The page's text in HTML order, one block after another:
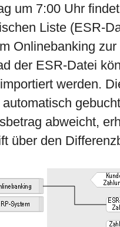
um 7:00 Uhr
Liste (ESR-
Onlinebanking
der ESR-Datei
werden.
abweicht,
über den